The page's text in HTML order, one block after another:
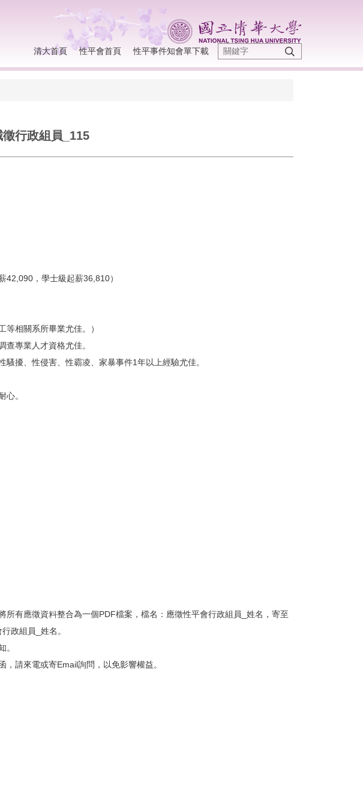
清大首頁 性平會首頁 性平事件知會單下載
徵行政組員_115
42,090，學士級起薪36,810）
相關系所畢業尤佳。）
專業人才資格尤佳。
擾、性侵害、性霸凌、家暴事件1年以上經驗尤佳。
心。
有應徵資料整合為一個PDF檔案，檔名：應徵性平會行政組員_姓名，寄至
政組員_姓名。
。
請來電或寄Email詢問，以免影響權益。